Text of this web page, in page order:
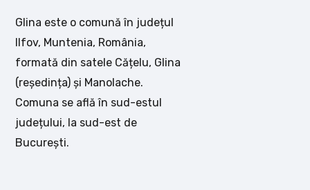
Glina este o comună în județul
Ilfov, Muntenia, România,
formată din satele Cățelu, Glina
(reședința) și Manolache.
Comuna se află în sud-estul
județului, la sud-est de
București.